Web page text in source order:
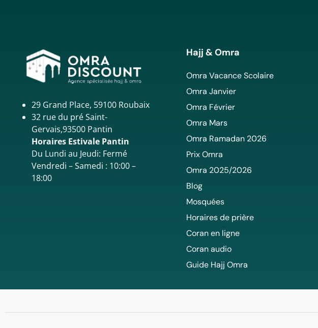
29 Grand Place, 59100 Roubaix
32 rue du pré Saint-
Gervais,93500 Pantin
Horaires Estivale Pantin
Du Lundi au Jeudi: Fermé
Vendredi – Samedi : 10:00 –
18:00
Hajj & Omra
Omra Vacance Scolaire
Omra Janvier
Omra Février
Omra Mars
Omra Ramadan 2026
Prix Omra
Omra 2025/2026
Blog
Mosquées
Horaires de prière
Coran en ligne
Coran audio
Guide Hajj Omra